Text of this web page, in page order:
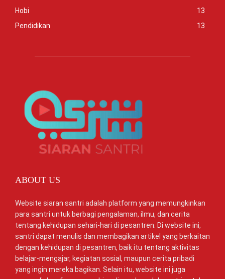
Hobi
13
Pendidikan
13
ABOUT US
Website siaran santri adalah platform yang memungkinkan
para santri untuk berbagi pengalaman, ilmu, dan cerita
tentang kehidupan sehari-hari di pesantren. Di website ini,
santri dapat menulis dan membagikan artikel yang berkaitan
dengan kehidupan di pesantren, baik itu tentang aktivitas
belajar-mengajar, kegiatan sosial, maupun cerita pribadi
yang ingin mereka bagikan. Selain itu, website ini juga